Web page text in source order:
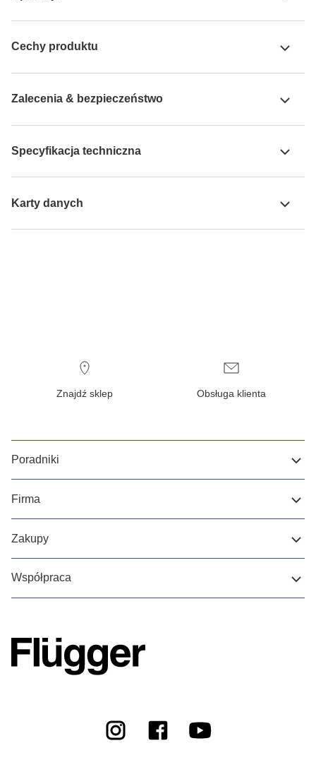
Cechy produktu
Zalecenia & bezpieczeństwo
Specyfikacja techniczna
Karty danych
Znajdź sklep Obsługa klienta
Poradniki
Firma
Zakupy
Współpraca